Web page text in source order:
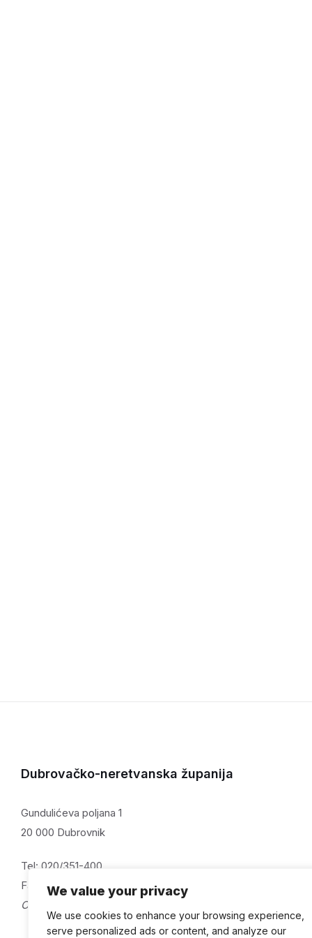
We value your privacy
We use cookies to enhance your browsing experience,
serve personalized ads or content, and analyze our
Dubrovačko-neretvanska županija
Gundulićeva poljana 1
20 000 Dubrovnik
Tel: 020/351-400
Fax: 020/321-059
OIB: 32082115313